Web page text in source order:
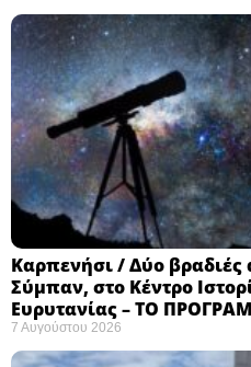
Καρπενήσι / Δύο βραδιές
Σύμπαν, στο Κέντρο
Ευρυτανίας – ΤΟ
7 Αυγούστου 2026